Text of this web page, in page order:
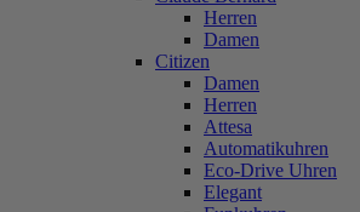
Herren
Damen
Citizen
Damen
Herren
Attesa
Automatikuhren
Eco-Drive Uhren
Elegant